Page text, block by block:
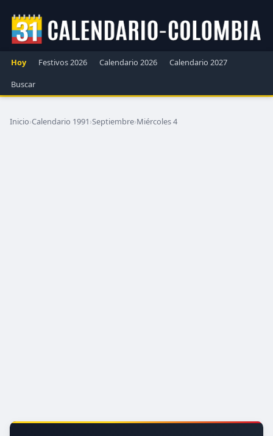
Hoy Festivos 2026 Calendario 2026
Calendario 2027
Buscar
Inicio›Calendario 1991›Septiembre›Miércoles 4